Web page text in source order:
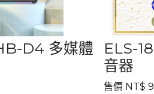
D4 多媒體
ELS-
音器
售價 NT$